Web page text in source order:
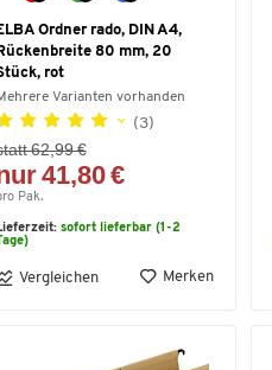
Ordner rado, DIN A4,
80 mm, 20
rot
Varianten vorhanden
(3)
62,99 €
41,80 €
Pak.
sofort lieferbar (1-2
Vergleichen Merken